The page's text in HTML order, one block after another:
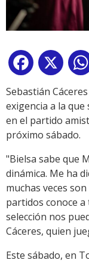
Facebook
X
Sebastián
exigencia a la
en el partido
próximo sábado.
"Bielsa sabe que
dinámica. Me ha
muchas veces
partidos conoce
selección nos
Cáceres, quien
Este sábado, en